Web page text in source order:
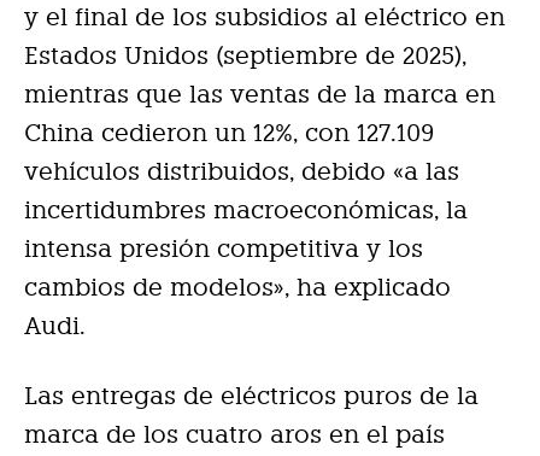
y el final de los subsidios al eléctrico en
Estados Unidos (septiembre de 2025),
mientras que las ventas de la marca en
China cedieron un 12%, con 127.109
vehículos distribuidos, debido «a las
incertidumbres macroeconómicas, la
intensa presión competitiva y los
cambios de modelos», ha explicado
Audi.
Las entregas de eléctricos puros de la
marca de los cuatro aros en el país